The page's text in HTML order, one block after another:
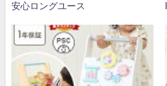
安心ロングユース